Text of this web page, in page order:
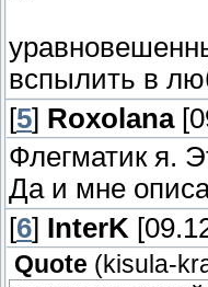
вспылить в
[5] Roxolana
Флегматик я.
Да и мне
[6] InterK
Quote (kisula-